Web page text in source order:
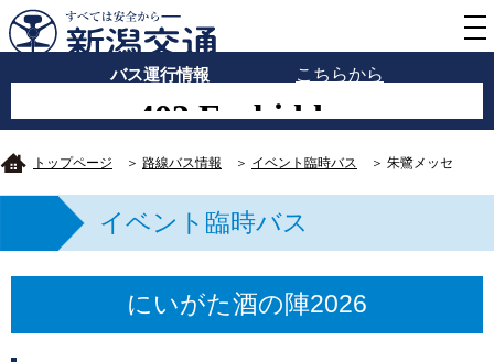
バス運行情報 こちらから
トップページ ＞ 路線バス情報 ＞ イベント臨時バス ＞ 朱鷺メッセ
イベント臨時バス
にいがた酒の陣2026